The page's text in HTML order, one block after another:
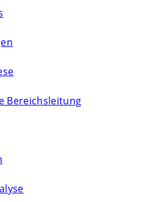
Bereichsleitung